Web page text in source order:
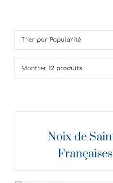
Trier par Popularité
Montrer 12 produits
Noix de